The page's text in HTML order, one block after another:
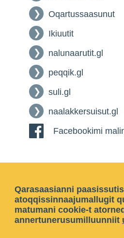
Oqartussaasunut
Ikiuutit
nalunaarutit.gl
peqqik.gl
suli.gl
naalakkersuisut.gl
Facebookimi
Qarasaasianni
atoqqissinnaajumallugit
matumani cookie-t
annertunerusumilluunniit